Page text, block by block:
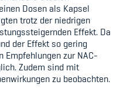
Dosen als Kapsel
trotz der niedrigen
Effekt. Da
der Effekt so gering
Empfehlungen zur NAC-
Zudem sind mit
zu beobachten.